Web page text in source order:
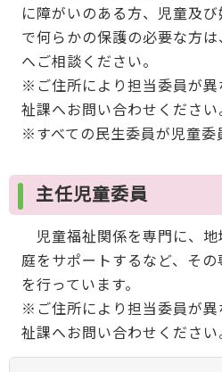
に障がいのある方、児童及
で何らかの保護の必要な方
へご相談ください。
※ご住所により担当委員が異
祉課へお問い合わせください
※すべての民生委員が児童委
主任児童委員
児童福祉関係を専門に、
庭をサポートするなど、そ
を行っています。
※ご住所により担当委員が異
祉課へお問い合わせください